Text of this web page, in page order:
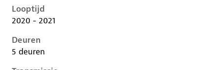
Looptijd
2020 - 2021
Deuren
5 deuren